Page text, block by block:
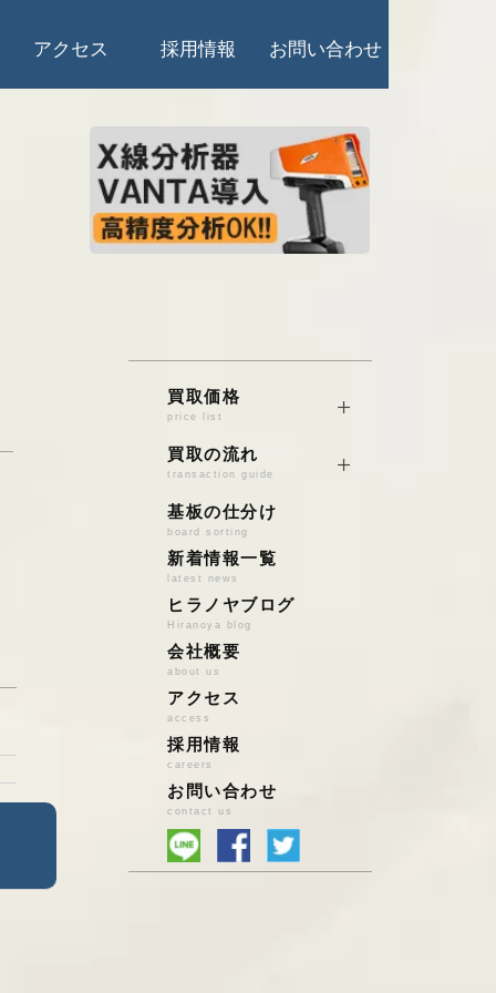
アクセス 採用情報 お問い合わせ
買取価格
price list
銅/真鍮/砲金
電線くず
アルミ
ステンレス
鉄
雑品系ｽｸﾗｯﾌﾟ
鉛バッテリー
鉛/亜鉛/錫/はんだ
特殊金属
基板スクラップ
PCパーツ
小型家電・電池
自動車触媒
買取の流れ
transaction guide
店頭持込の場合
宅配便買取の場合
ハイブリッド買取
法人様の場合
基板の仕分け
board sorting
新着情報一覧
latest news
ヒラノヤブログ
Hiranoya blog
会社概要
about us
アクセス
access
採用情報
careers
お問い合わせ
contact us